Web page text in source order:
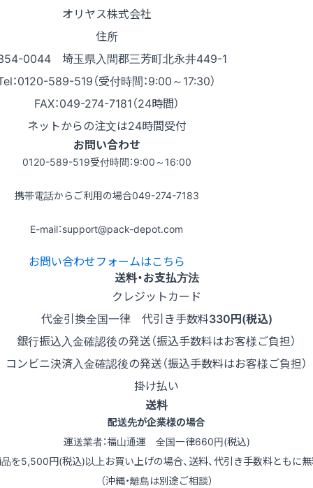
オリヤス株式会社
住所
0044 埼玉県入間郡三芳町北永井449-1
：0120-589-519（受付時間：9:00～17:30）
FAX：049-274-7181（24時間）
ネットからの注文は24時間受付
お問い合わせ
0120-589-519受付時間：9:00～16:00
携帯電話からご利用の場合049-274-7183
E-mail：support@pack-depot.com
お問い合わせフォームはこちら
送料・お支払方法
クレジットカード
代金引換全国一律 代引き手数料330円(税込)
銀行振込入金確認後の発送（振込手数料はお客様ご負担）
コンビニ決済入金確認後の発送（振込手数料はお客様ご負担）
掛け払い
送料
配送先が企業様の場合
運送業者：福山通運 全国一律660円(税込)
品を5,500円(税込)以上お買い上げの場合、送料、代引き手数料ともに無
（沖縄・離島は別途ご相談）